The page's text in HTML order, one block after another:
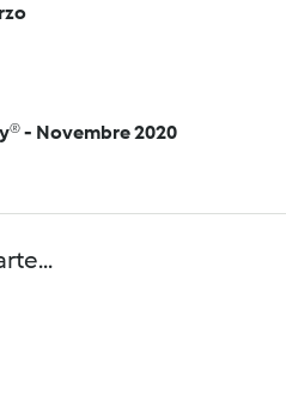
- Novembre 2020